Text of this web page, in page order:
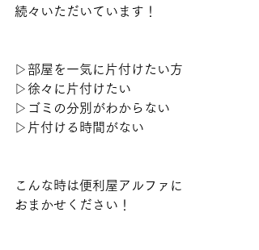
続々いただいています！
▷部屋を一気に片付けたい方
▷徐々に片付けたい
▷ゴミの分別がわからない
▷片付ける時間がない
こんな時は便利屋アルファに
おまかせください！